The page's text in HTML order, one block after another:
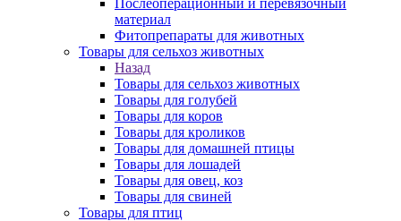
Послеоперационный и перевязочный
материал
Фитопрепараты для животных
Товары для сельхоз животных
Назад
Товары для сельхоз животных
Товары для голубей
Товары для коров
Товары для кроликов
Товары для домашней птицы
Товары для лошадей
Товары для овец, коз
Товары для свиней
Товары для птиц